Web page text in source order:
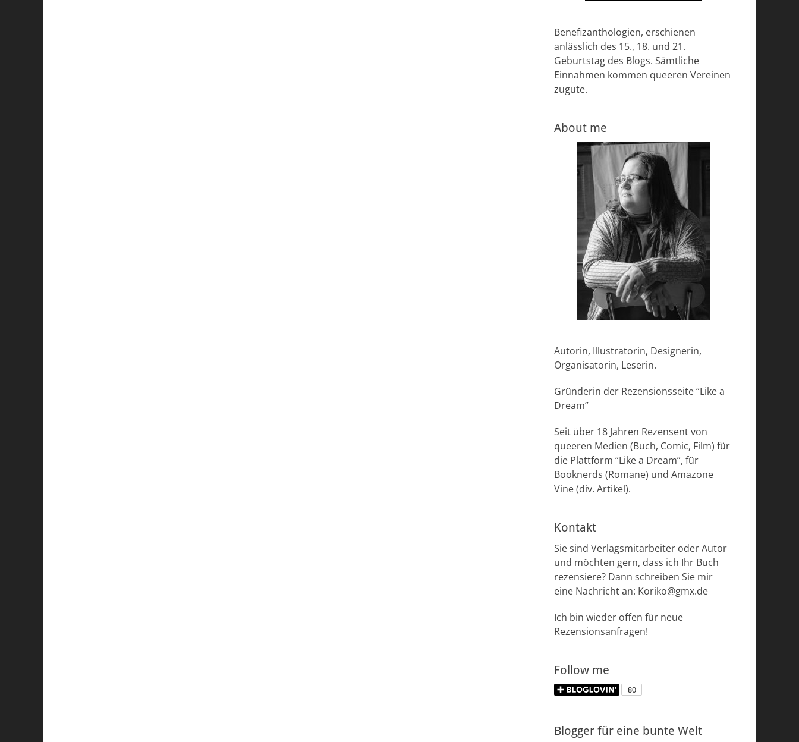
Benefizanthologien, erschienen
anlässlich des 15., 18. und 21.
Geburtstag des Blogs. Sämtliche
Einnahmen kommen queeren Vereinen
zugute.
About me
Autorin, Illustratorin, Designerin,
Organisatorin, Leserin.
Gründerin der Rezensionsseite “Like a
Dream”
Seit über 18 Jahren Rezensent von
queeren Medien (Buch, Comic, Film) für
die Plattform “Like a Dream”, für
Booknerds (Romane) und Amazone
Vine (div. Artikel).
Kontakt
Sie sind Verlagsmitarbeiter oder Autor
und möchten gern, dass ich Ihr Buch
rezensiere? Dann schreiben Sie mir
eine Nachricht an: Koriko@gmx.de
Ich bin wieder offen für neue
Rezensionsanfragen!
Follow me
Blogger für eine bunte Welt